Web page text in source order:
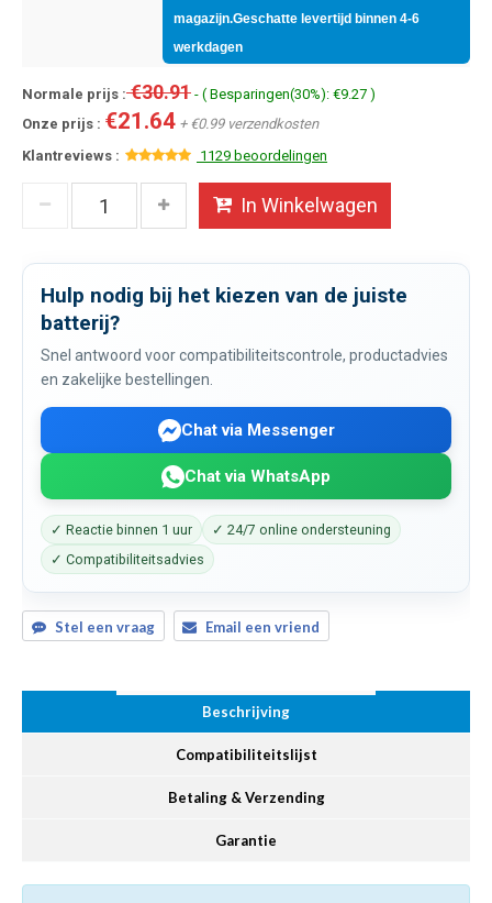
magazijn.Geschatte levertijd binnen 4-6
werkdagen
Normale prijs :€30.91 - ( Besparingen(30%): €9.27 )
Onze prijs : €21.64 + €0.99 verzendkosten
Klantreviews :
1129 beoordelingen
In Winkelwagen
Hulp nodig bij het kiezen van de juiste
batterij?
Snel antwoord voor compatibiliteitscontrole, productadvies
en zakelijke bestellingen.
Chat via Messenger
Chat via WhatsApp
✓ Reactie binnen 1 uur
✓ 24/7 online ondersteuning
✓ Compatibiliteitsadvies
Stel een vraag Email een vriend
Beschrijving
Compatibiliteitslijst
Betaling & Verzending
Garantie